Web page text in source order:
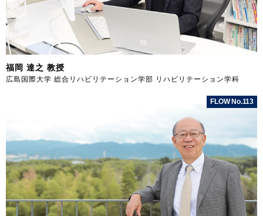
福岡 達之 教授
広島国際大学 総合リハビリテーション学部 リハビリテーション学科
FLOW No.113